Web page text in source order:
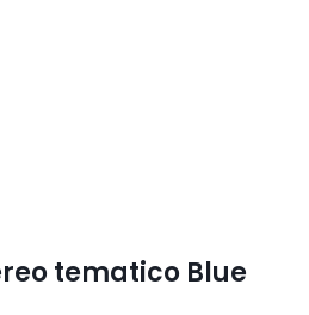
tematico Blue